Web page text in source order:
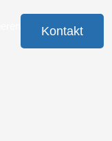
Kontakt